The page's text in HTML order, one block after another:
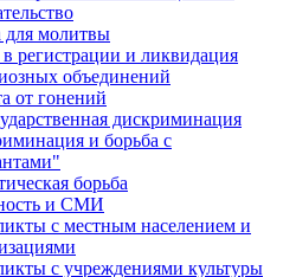
для молитвы
регистрации и ликвидация
объединений
от гонений
дискриминация
и борьба с
борьба
и СМИ
с местным населением и
с учреждениями культуры